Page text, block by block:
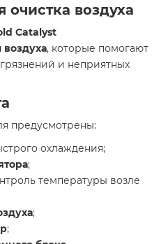
очистка воздуха
Catalyst
воздуха, которые помогают
и неприятных
предусмотрены:
охлаждения;
;
температуры возле
;
;